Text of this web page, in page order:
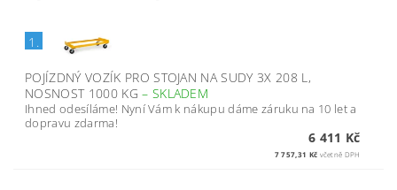
1.
POJÍZDNÝ VOZÍK PRO STOJAN NA SUDY 3X 208 L,
NOSNOST 1000 KG– SKLADEM
Ihned odesíláme! Nyní Vám k nákupu dáme záruku na 10 let a
dopravu zdarma!
6 411 Kč
7 757,31 Kč včetně DPH